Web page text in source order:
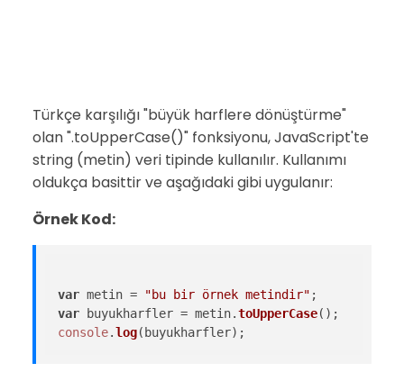
Türkçe karşılığı "büyük harflere dönüştürme"
olan ".toUpperCase()" fonksiyonu, JavaScript'te
string (metin) veri tipinde kullanılır. Kullanımı
oldukça basittir ve aşağıdaki gibi uygulanır:
Örnek Kod:
var metin = "bu bir örnek metindir"
var buyukharfler = metin.toUpperCase
console.log